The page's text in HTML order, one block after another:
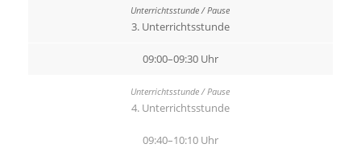
3. Unterrichtsstunde
09:00–09:30 Uhr
4. Unterrichtsstunde
09:40–10:10 Uhr